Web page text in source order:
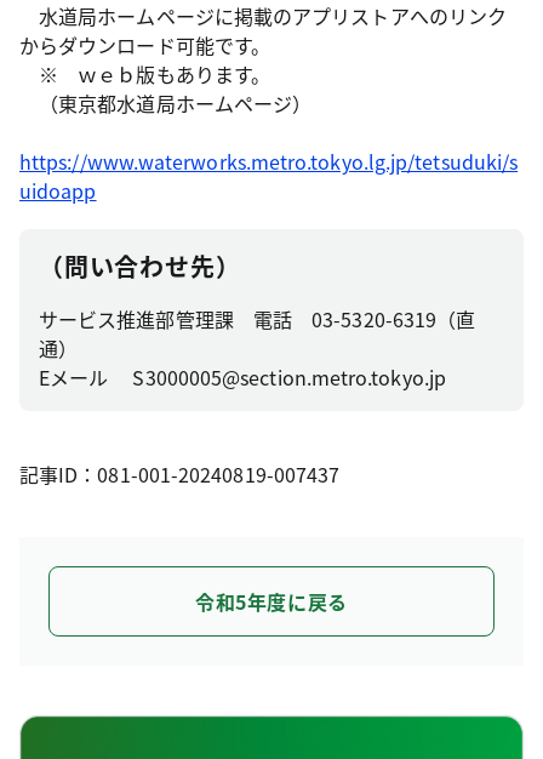
水道局ホームページに掲載のアプリストアへのリンク
からダウンロード可能です。
※ ｗｅｂ版もあります。
（東京都水道局ホームページ）
https://www.waterworks.metro.tokyo.lg.jp/tetsuduki/s
uidoapp
（問い合わせ先）
サービス推進部管理課 電話 03-5320-6319（直
通）
Eメール S3000005@section.metro.tokyo.jp
記事ID：081-001-20240819-007437
令和5年度に戻る